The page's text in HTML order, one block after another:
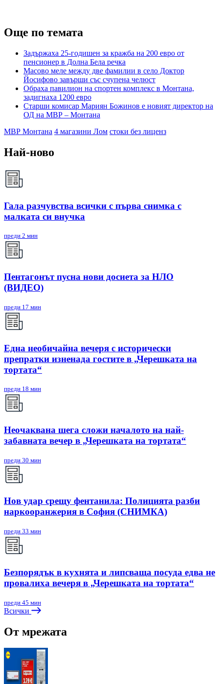
Още по темата
Задържаха 25-годишен за кражба на 200 евро от
пенсионер в Долна Бела речка
Масово меле между две фамилии в село Доктор
Йосифово завърши със счупена челюст
Обраха павилион на спортен комплекс в Монтана,
задигнаха 1200 евро
Старши комисар Мариян Божинов е новият директор на
ОД на МВР – Монтана
МВР Монтана 4 магазини Лом стоки без лиценз
Най-ново
Гала разчувства всички с първа снимка с
малката си внучка
преди 2 мин
Пентагонът пусна нови досиета за НЛО
(ВИДЕО)
преди 17 мин
Една необичайна вечеря с исторически
препратки изненада гостите в „Черешката на
тортата“
преди 18 мин
Неочаквана шега сложи началото на най-
забавната вечер в „Черешката на тортата“
преди 30 мин
Нов удар срещу фентанила: Полицията разби
наркооранжерия в София (СНИМКА)
преди 33 мин
Безпорядък в кухнята и липсваща посуда едва не
провалиха вечеря в „Черешката на тортата“
преди 45 мин
Всички
От мрежата